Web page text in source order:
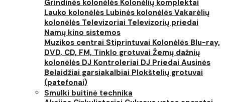
Grindinės kolonėlės Kolonėlių komplektai
Lauko kolonėlės Lubinės kolonėlės Vakarėlių
kolonėlės Televizoriai Televizorių priedai
Namų kino sistemos
Muzikos centrai Stiprintuvai Kolonėlės Blu-ray,
DVD, CD, FM, Tinklo grotuvai Žemų dažnių
kolonėlės DJ Kontroleriai DJ Priedai Ausinės
Belaidžiai garsiakalbiai Plokštelių grotuvai
(patefonai)
Smulki buitinė technika